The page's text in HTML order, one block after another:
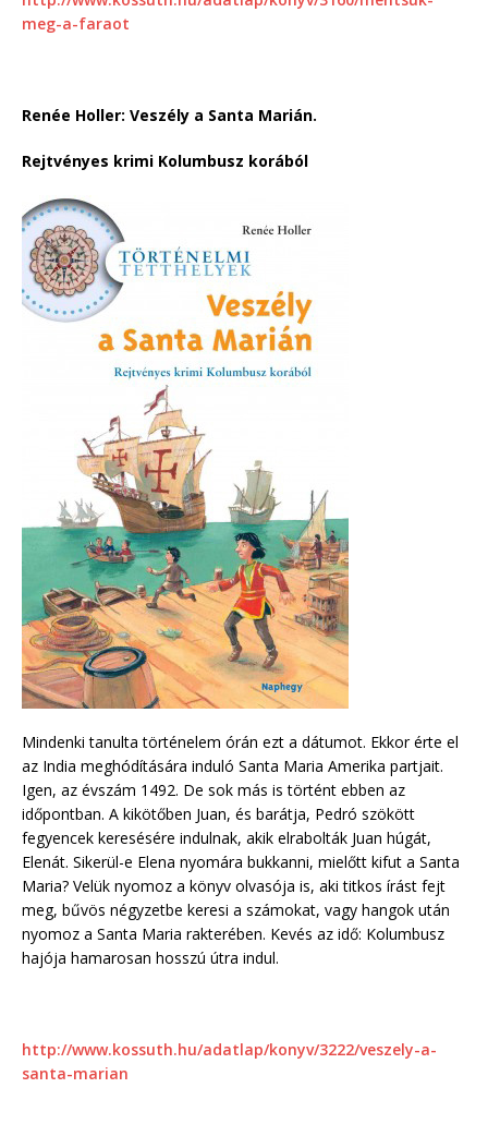
meg-a-faraot
Renée Holler: Veszély a Santa Marián.
Rejtvényes krimi Kolumbusz korából
Mindenki tanulta történelem órán ezt a dátumot. Ekkor érte el
az India meghódítására induló Santa Maria Amerika partjait.
Igen, az évszám 1492. De sok más is történt ebben az
időpontban. A kikötőben Juan, és barátja, Pedró szökött
fegyencek keresésére indulnak, akik elrabolták Juan húgát,
Elenát. Sikerül-e Elena nyomára bukkanni, mielőtt kifut a Santa
Maria? Velük nyomoz a könyv olvasója is, aki titkos írást fejt
meg, bűvös négyzetbe keresi a számokat, vagy hangok után
nyomoz a Santa Maria rakterében. Kevés az idő: Kolumbusz
hajója hamarosan hosszú útra indul.
http://www.kossuth.hu/adatlap/konyv/3222/veszely-a-
santa-marian